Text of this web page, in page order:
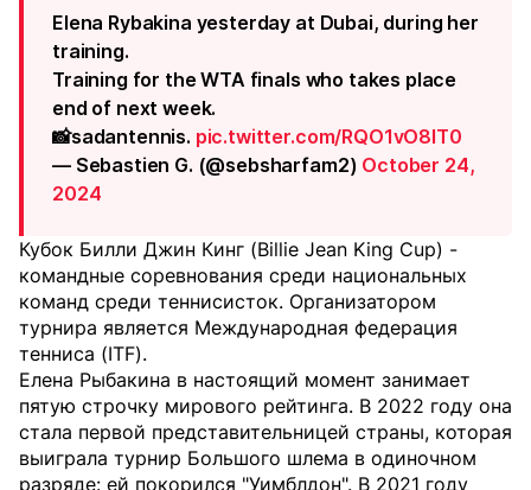
Elena Rybakina yesterday at Dubai, during her
training.
Training for the WTA finals who takes place
end of next week.
📸sadantennis. pic.twitter.com/RQO1vO8IT0
— Sebastien G. (@sebsharfam2) October 24,
2024
Кубок Билли Джин Кинг (Billie Jean King Cup) -
командные соревнования среди национальных
команд среди теннисисток. Организатором
турнира является Международная федерация
тенниса (ITF).
Елена Рыбакина в настоящий момент занимает
пятую строчку мирового рейтинга. В 2022 году она
стала первой представительницей страны, которая
выиграла турнир Большого шлема в одиночном
разряде: ей покорился "Уимблдон". В 2021 году